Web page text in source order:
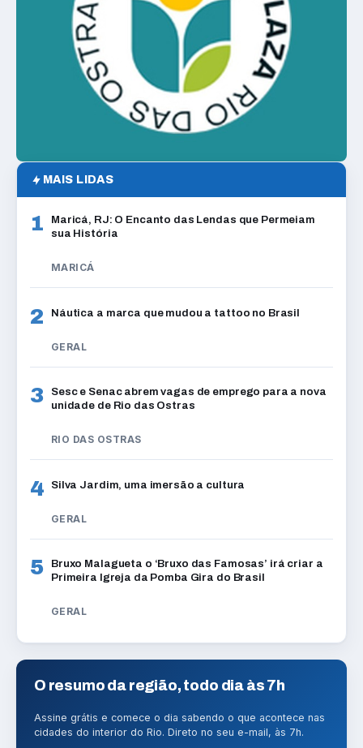
MAIS LIDAS
1
Maricá, RJ: O Encanto das Lendas que Permeiam
sua História
MARICÁ
2 Náutica a marca que mudou a tattoo no Brasil
GERAL
3
Sesc e Senac abrem vagas de emprego para a nova
unidade de Rio das Ostras
RIO DAS OSTRAS
4 Silva Jardim, uma imersão a cultura
GERAL
5
Bruxo Malagueta o ‘Bruxo das Famosas’ irá criar a
Primeira Igreja da Pomba Gira do Brasil
GERAL
O resumo da região, todo dia às 7h
Assine grátis e comece o dia sabendo o que acontece nas
cidades do interior do Rio. Direto no seu e-mail, às 7h.